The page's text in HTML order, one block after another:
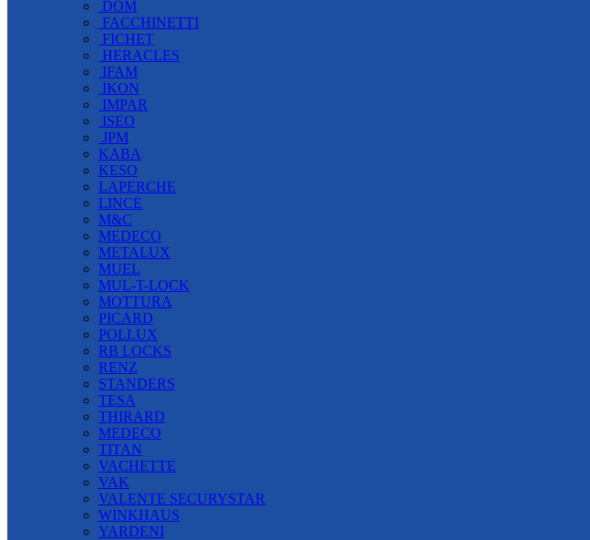
DOM
FACCHINETTI
FICHET
HERACLES
IFAM
IKON
IMPAR
ISEO
JPM
KABA
KESO
LAPERCHE
LINCE
M&C
MEDECO
METALUX
MUEL
MUL-T-LOCK
MOTTURA
PICARD
POLLUX
RB LOCKS
RENZ
STANDERS
TESA
THIRARD
MEDECO
TITAN
VACHETTE
VAK
VALENTE SECURYSTAR
WINKHAUS
YARDENI